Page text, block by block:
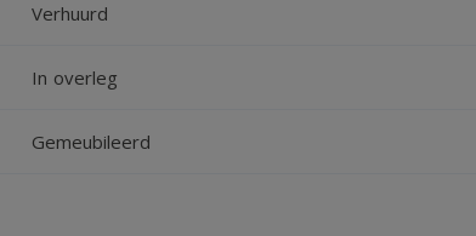
Verhuurd
In overleg
Gemeubileerd